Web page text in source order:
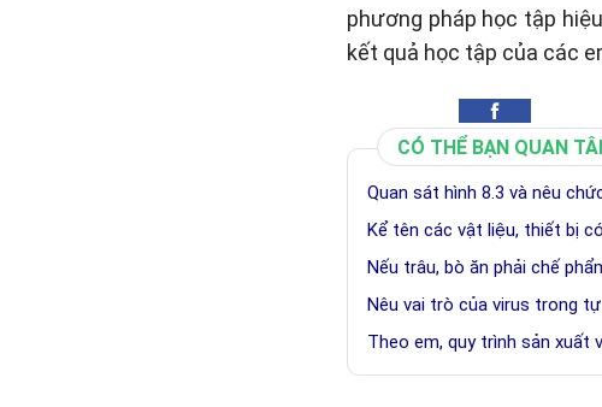
phương pháp học tập
kết quả học tập của các
CÓ THỂ BẠN QUAN
Quan sát hình 8.3 và nêu
Kể tên các vật liệu, thiết bị
Nếu trâu, bò ăn phải chế
Nêu vai trò của virus trong
Theo em, quy trình sản xuất